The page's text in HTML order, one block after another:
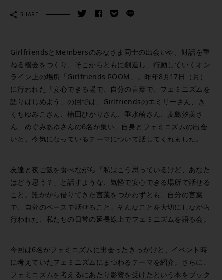
SHARE
GirlfriendsとMembersのみなさま同士の出会いや、対話を重
ねる機会をつくり、そこからともに創造し、行動していくオン
ライン上の場所「Girlfriends ROOM」。昨年8月17日（月）
に行われた「安心できる場で、自分の言葉で、フェミニズムを
語りはじめよう」の回では、Girlfriendsのエミリーさん、き
くちゆみこさん、楠田ひかりさん、垂水萌さん、麦島汐美さ
ん、めぐみあゆさんの6名が集い、自身とフェミニズムの出会
いと、今気になっているテーマについて話してくれました。
友達と夜ご飯を食べながら「私はこう思っているけど、あなた
はどう思う？」と話すような、気軽で安心できる場所で話せる
こと。誰かから借りてきた言葉をつかわずとも、自分の言葉
で、自分のペースで話せること。そんなことを大切にしながら
行われた、私たちの日常の延長線上でフェミニズムを語る会。
今回は6名がフェミニズムに出会ったきっかけと、イベント時
に考えていたフェミニズムにまつわるテーマを紹介。さらに、
フェミニズムを考えるにあたり影響を受けたという本をブック